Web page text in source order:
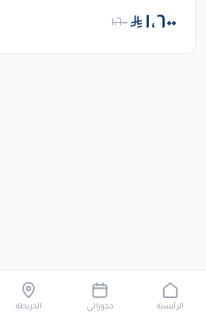
١٬٦٠٠ ١٬٦٠٠
الرئيسية حجوزاتي الخريطة